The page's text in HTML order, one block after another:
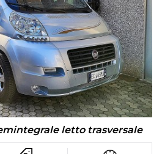
letto trasversale